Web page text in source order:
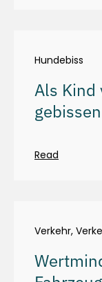
Hundebiss
Als Kind
Read
Verkehr,